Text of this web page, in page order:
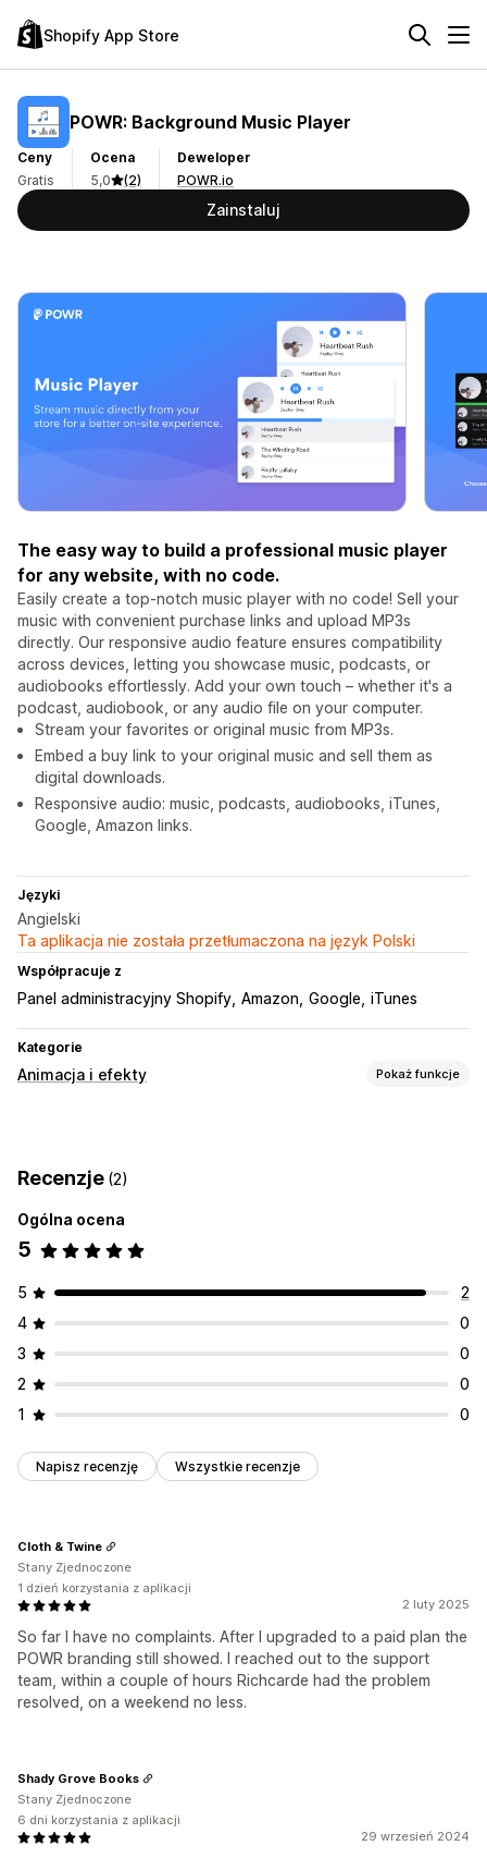
Shopify App Store
POWR: Background Music Player
Ceny
Gratis
Ocena
5,0
(2)
Deweloper
POWR.io
Zainstaluj
The easy way to build a professional music player
for any website, with no code.
Easily create a top-notch music player with no code! Sell your
music with convenient purchase links and upload MP3s
directly. Our responsive audio feature ensures compatibility
across devices, letting you showcase music, podcasts, or
audiobooks effortlessly. Add your own touch – whether it's a
podcast, audiobook, or any audio file on your computer.
Stream your favorites or original music from MP3s.
Embed a buy link to your original music and sell them as
digital downloads.
Responsive audio: music, podcasts, audiobooks, iTunes,
Google, Amazon links.
Języki
Angielski
Ta aplikacja nie została przetłumaczona na język Polski
Współpracuje z
Panel administracyjny Shopify Amazon Google iTunes
Kategorie
Animacja i efekty Pokaż funkcje
Przesyłanie pliku
Wydarzenia sezonowe
Black Friday i Cyber Monday
Recenzje (2)
Ogólna ocena
5
5
2
4
0
3
0
2
0
1
0
Napisz recenzję Wszystkie recenzje
2 luty 2025
So far I have no complaints. After I upgraded to a paid plan the
POWR branding still showed. I reached out to the support
team, within a couple of hours Richcarde had the problem
resolved, on a weekend no less.
Cloth & Twine
Stany Zjednoczone
1 dzień korzystania z aplikacji
29 wrzesień 2024
Shady Grove Books
Stany Zjednoczone
6 dni korzystania z aplikacji